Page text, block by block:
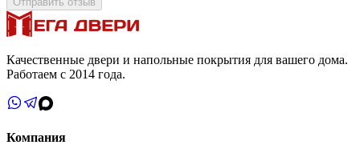
Качественные двери и напольные покрытия для вашего дома.
Работаем с 2014 года.
Компания